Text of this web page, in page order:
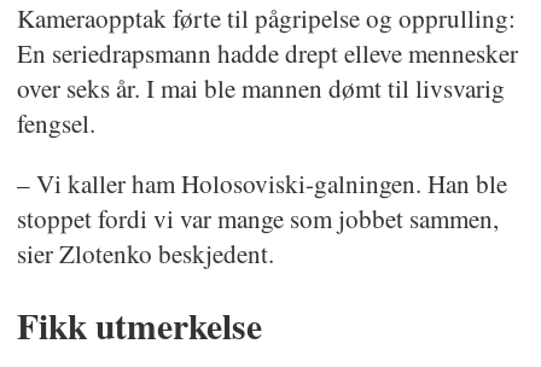
Kameraopptak førte til pågripelse og opprulling:
En seriedrapsmann hadde drept elleve mennesker
over seks år. I mai ble mannen dømt til livsvarig
fengsel.
– Vi kaller ham Holosoviski-galningen. Han ble
stoppet fordi vi var mange som jobbet sammen,
sier Zlotenko beskjedent.
Fikk utmerkelse